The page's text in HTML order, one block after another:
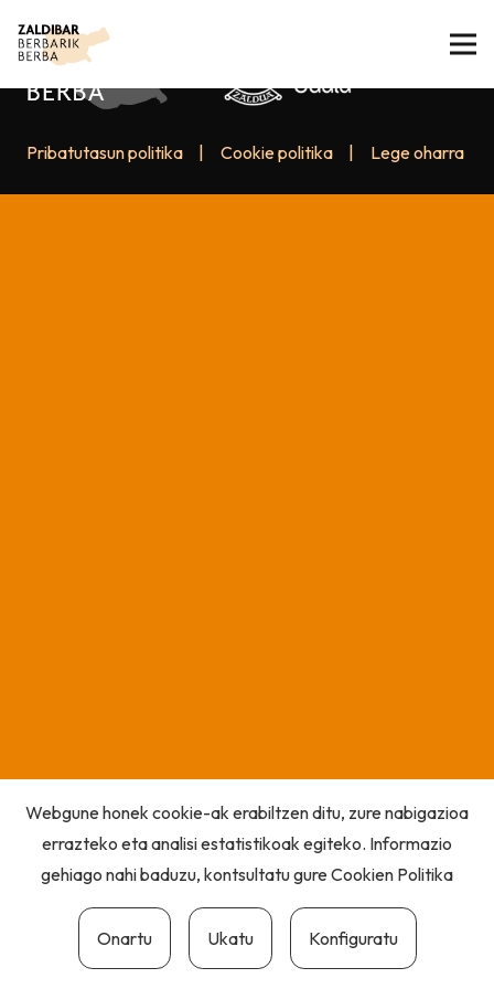
Pribatutasun politika Cookie politika Lege oharra
Webgune honek cookie-ak erabiltzen ditu, zure nabigazioa
errazteko eta analisi estatistikoak egiteko. Informazio
gehiago nahi baduzu, kontsultatu gureCookien Politika
Onartu Ukatu Konfiguratu